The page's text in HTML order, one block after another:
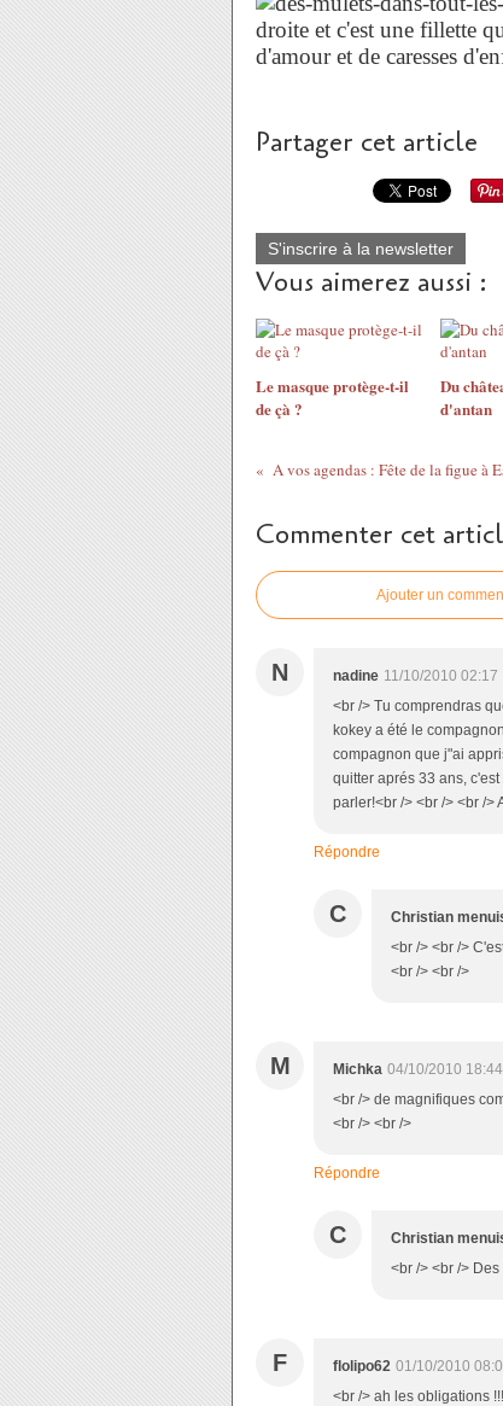
droite et c'est une fillette
d'amour et de caresses
Partager cet article
S'inscrire à la newsletter
Vous aimerez aussi :
Le masque protège-t-il
de çà ?
Du
d'antan
Commenter cet
Ajouter un
N nadine 11/10/2010 02:17
<br /> Tu comprendras
kokey a été le
compagnon que j"ai
quitter aprés 33 ans,
parler!<br /> <br /> <br />
Répondre
C Christian
<br /> <br />
<br /> <br />
M Michka 04/10/2010 18:44
<br /> de magnifiques
<br /> <br />
Répondre
C Christian
<br /> <br />
F flolipo62 01/10/2010
<br /> ah les obligations